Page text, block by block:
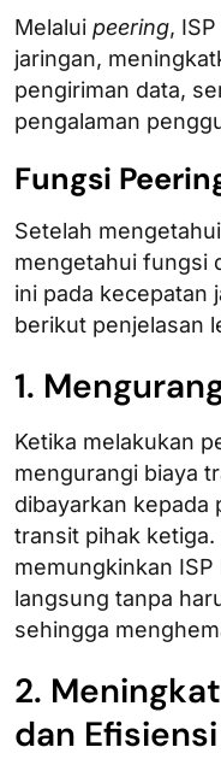
Melalui peering,
jaringan,
pengiriman data,
pengalaman
Fungsi
Setelah
mengetahui fungsi
ini pada kecepatan
berikut penjelasan
1.
Ketika melakukan
mengurangi biaya
dibayarkan kepada
transit pihak ketiga.
memungkinkan
langsung tanpa
sehingga
2.
dan Efisiensi